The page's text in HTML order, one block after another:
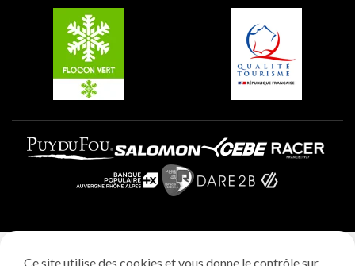
Plagne Villages
Plagne Aime 2000
Ce site utilise des cookies et vous donne le contrôle sur